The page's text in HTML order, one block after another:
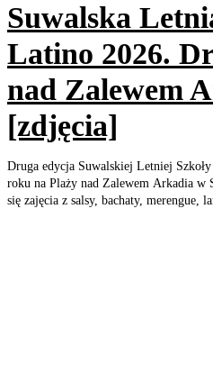
Suwalska
Latino 2026.
nad Zalewem
[zdjęcia]
Druga edycja Suwalskiej Letniej
roku na Plaży nad Zalewem Arkadia w
się zajęcia z salsy, bachaty, merengue,